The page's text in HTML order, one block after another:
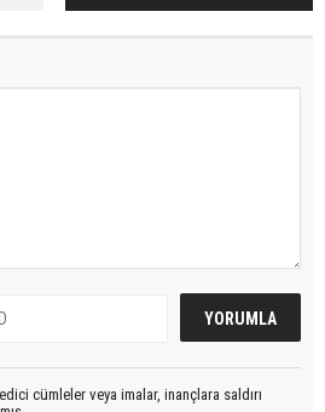
cümleler veya imalar, inançlara saldırı